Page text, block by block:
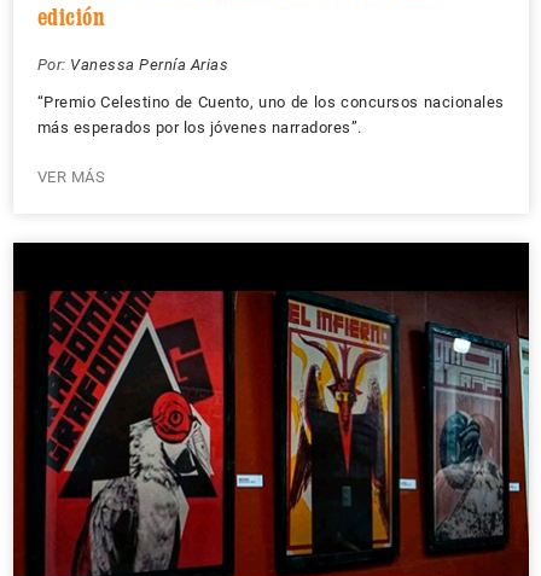
edición
Por: Vanessa Pernía Arias
“Premio Celestino de Cuento, uno de los concursos nacionales
más esperados por los jóvenes narradores”.
VER MÁS